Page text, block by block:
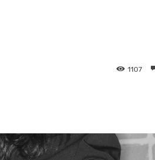
1107